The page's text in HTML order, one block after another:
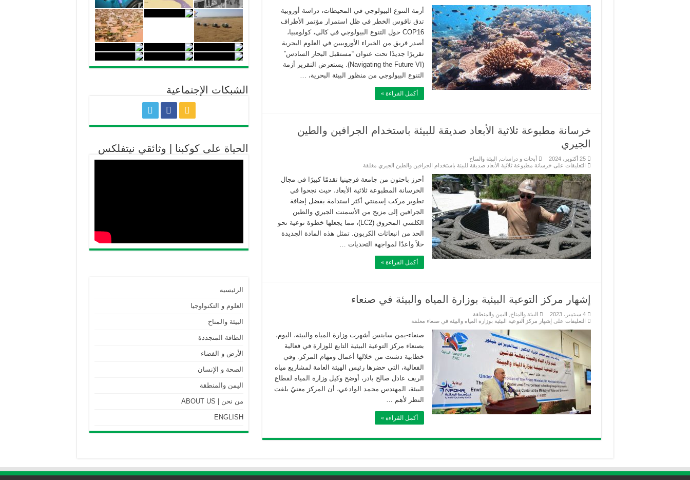
أزمة التنوع البيولوجي في المحيطات، دراسة أوروبية
تدق ناقوس الخطر في ظل استمرار مؤتمر الأطراف
COP16 حول التنوع البيولوجي في كالي، كولومبيا،
أصدر فريق من الخبراء الأوروبيين في العلوم البحرية
تقريرًا جديدًا تحت عنوان “مستقبل البحار السادس”
(Navigating the Future VI). يستعرض التقرير أزمة
التنوع البيولوجي من منظور البيئة البحرية، …
أكمل القراءة »
خرسانة مطبوعة ثلاثية الأبعاد صديقة للبيئة باستخدام الجرافين والطين
الجيري
25 أكتوبر، 2024 أبحاث و دراسات البيئة والمناخ
التعليقات على خرسانة مطبوعة ثلاثية الأبعاد صديقة للبيئة باستخدام الجرافين والطين الجيري مغلقة
أحرز باحثون من جامعة فرجينيا تقدمًا كبيرًا في مجال
الخرسانة المطبوعة ثلاثية الأبعاد، حيث نجحوا في
تطوير مركب إسمنتي أكثر استدامة بفضل إضافة
الجرافين إلى مزيج من الأسمنت الجيري والطين
الكلسي المحروق (LC2)، مما يجعلها خطوة نوعية نحو
الحد من انبعاثات الكربون. تمثل هذه المادة الجديدة
حلاً واعدًا لمواجهة التحديات …
أكمل القراءة »
إشهار مركز التوعية البيئية بوزارة المياه والبيئة في صنعاء
4 سبتمبر، 2023 البيئة والمناخ
اليمن والمنطقة
التعليقات على إشهار مركز التوعية البيئية بوزارة المياه والبيئة في صنعاء مغلقة
صنعاء-يمن ساينس أشهرت وزارة المياه والبيئة، اليوم،
بصنعاء مركز التوعية البيئية التابع للوزارة في فعالية
خطابية دشنت من خلالها أعمال ومهام المركز. وفي
الفعالية، التي حضرها رئيس الهيئة العامة لمشاريع مياه
الريف عادل صالح بادر، أوضح وكيل وزارة المياه لقطاع
البيئة، المهندس محمد الوادعي، أن المركز معنيُ بلفت
النظر لأهم …
أكمل القراءة »
الشبكات الإجتماعية
الحياة على كوكبنا | وثائقي نيتفلكس
الرئيسيه
العلوم و التكنواوجيا
البيئة والمناخ
الطاقة المتجددة
الأرض و الفضاء
الصحة و الإنسان
اليمن والمنطقة
من نحن | ABOUT US
ENGLISH